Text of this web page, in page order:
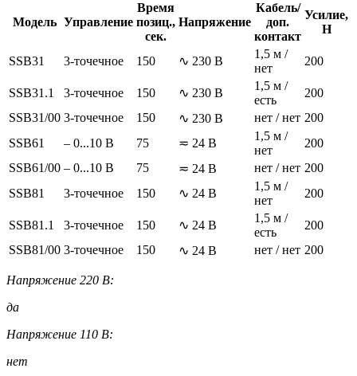
Модель Управление
Время
позиц.,
сек.
Напряжение
Кабель/
доп.
контакт
Усилие,
Н
SSB31 3-точечное 150 ∿ 230 В
1,5 м /
нет
200
SSB31.1 3-точечное 150 ∿ 230 В
1,5 м /
есть
200
SSB31/00 3-точечное 150 ∿ 230 В нет / нет 200
SSB61
– 0...10 В 75 ≂ 24 В
1,5 м /
нет
200
SSB61/00 – 0...10 В 75 ≂ 24 В нет / нет 200
SSB81
3-точечное 150 ∿ 24 В
1,5 м /
нет
200
SSB81.1 3-точечное 150 ∿ 24 В
1,5 м /
есть
200
SSB81/00 3-точечное 150 ∿ 24 В нет / нет 200
Напряжение 220 В:
да
Напряжение 110 В:
нет